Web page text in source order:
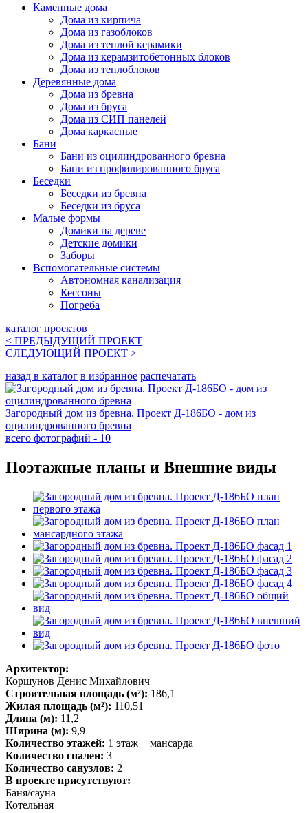
Каменные дома
Дома из кирпича
Дома из газоблоков
Дома из теплой керамики
Дома из керамзитобетонных блоков
Дома из теплоблоков
Деревянные дома
Дома из бревна
Дома из бруса
Дома из СИП панелей
Дома каркасные
Бани
Бани из оцилиндрованного бревна
Бани из профилированного бруса
Беседки
Беседки из бревна
Беседки из бруса
Малые формы
Домики на дереве
Детские домики
Заборы
Вспомогательные системы
Автономная канализация
Кессоны
Погреба
каталог проектов
< ПРЕДЫДУЩИЙ ПРОЕКТ
СЛЕДУЮЩИЙ ПРОЕКТ >
назад в каталог в избранное распечатать
Загородный дом из бревна. Проект Д-186БО - дом из
оцилиндрованного бревна
всего фотографий - 10
Поэтажные планы и Внешние виды
Архитектор:
Коршунов Денис Михайлович
Строительная площадь (м²): 186,1
Жилая площадь (м²): 110,51
Длина (м): 11,2
Ширина (м): 9,9
Количество этажей: 1 этаж + мансарда
Количество спален: 3
Количество санузлов: 2
В проекте присутствуют:
Баня/сауна
Котельная